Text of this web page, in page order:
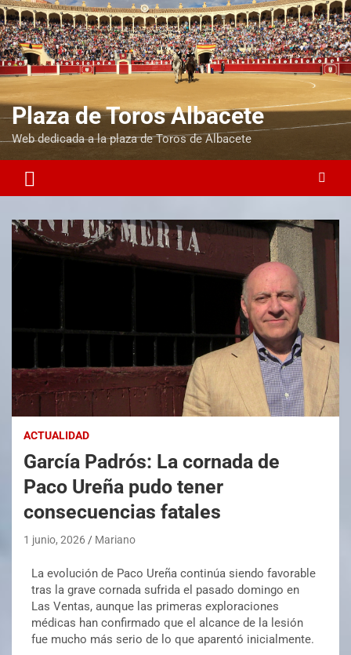
Plaza de Toros Albacete
Web dedicada a la plaza de Toros de Albacete
ACTUALIDAD
García Padrós: La cornada de
Paco Ureña pudo tener
consecuencias fatales
1 junio, 2026 Mariano
La evolución de Paco Ureña continúa siendo favorable
tras la grave cornada sufrida el pasado domingo en
Las Ventas, aunque las primeras exploraciones
médicas han confirmado que el alcance de la lesión
fue mucho más serio de lo que aparentó inicialmente.